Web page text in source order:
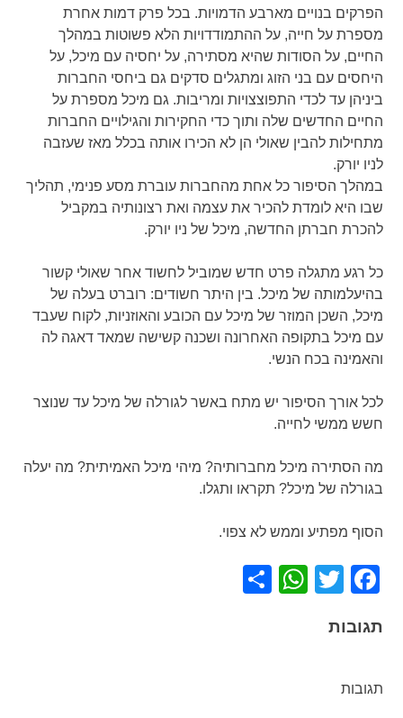
הפרקים בנויים מארבע הדמויות. בכל פרק דמות אחרת
מספרת על חייה, על ההתמודדויות הלא פשוטות במהלך
החיים, על הסודות שהיא מסתירה, על יחסיה עם מיכל, על
היחסים עם בני הזוג ומתגלים סדקים גם ביחסי החברות
ביניהן עד לכדי התפוצצויות ומריבות. גם מיכל מספרת על
החיים החדשים שלה ותוך כדי החקירות והגילויים החברות
מתחילות להבין שאולי הן לא הכירו אותה בכלל מאז שעזבה
לניו יורק.
במהלך הסיפור כל אחת מהחברות עוברת מסע פנימי, תהליך
שבו היא לומדת להכיר את עצמה ואת רצונותיה במקביל
להכרת חברתן החדשה, מיכל של ניו יורק.
כל רגע מתגלה פרט חדש שמוביל לחשוד אחר שאולי קשור
בהיעלמותה של מיכל. בין היתר חשודים: רוברט בעלה של
מיכל, השכן המוזר של מיכל עם הכובע והאוזניות, לקוח שעבד
עם מיכל בתקופה האחרונה ושכנה קשישה שמאד דאגה לה
והאמינה בכח הנשי.
לכל אורך הסיפור יש מתח באשר לגורלה של מיכל עד שנוצר
חשש ממשי לחייה.
מה הסתירה מיכל מחברותיה? מיהי מיכל האמיתית? מה יעלה
בגורלה של מיכל? תקראו ותגלו.
הסוף מפתיע וממש לא צפוי.
Facebook
Twitter
WhatsApp
תגובות
תגובות